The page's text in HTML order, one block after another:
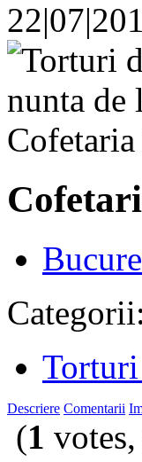
Categorii:
Descriere Comentarii
(1